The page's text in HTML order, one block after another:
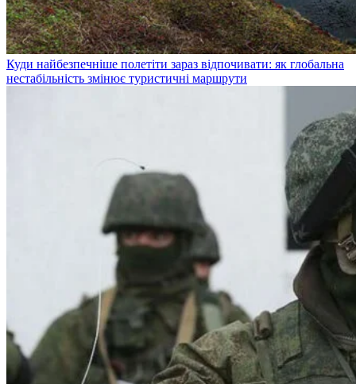
Куди найбезпечніше полетіти зараз відпочивати: як глобальна
нестабільність змінює туристичні маршрути